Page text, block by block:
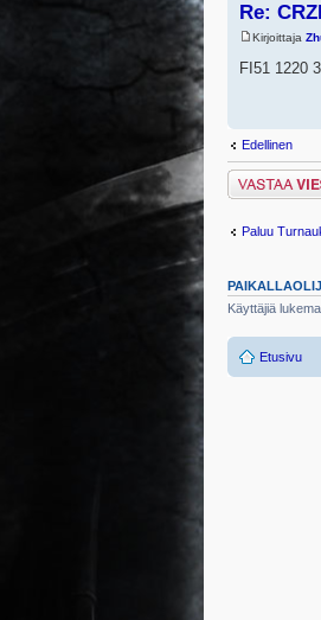
Re:
Kirjoittaja
FI51 1220
Edellinen
Lähetä vastaus
Paluu
Käyttäjiä
Etusivu